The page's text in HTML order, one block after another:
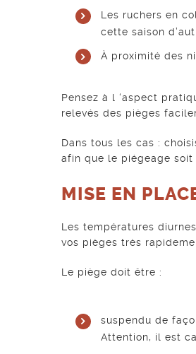
Les ruchers en
cette saison
À proximité des
Pensez à l ‘aspect
relevés des pièges
Dans tous les cas :
afin que le piégeage
MISE EN
Les températures
vos pièges très
Le piège doit être :
suspendu de
Attention, il est